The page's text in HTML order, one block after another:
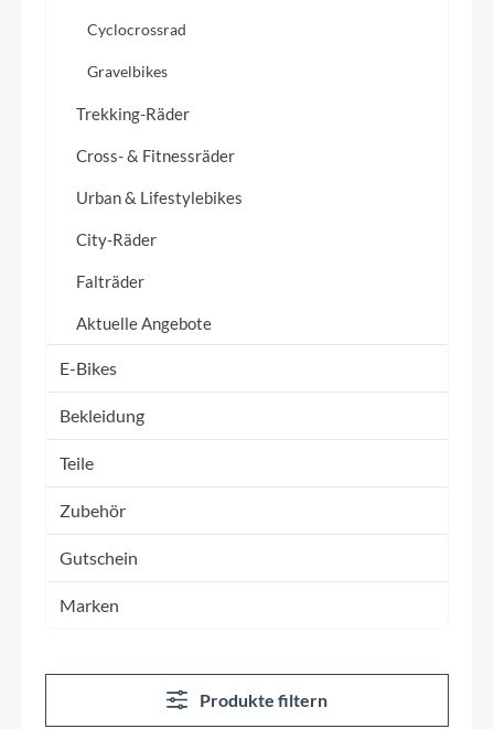
Cyclocrossrad
Gravelbikes
Trekking-Räder
Cross- & Fitnessräder
Urban & Lifestylebikes
City-Räder
Falträder
Aktuelle Angebote
E-Bikes
Bekleidung
Teile
Zubehör
Gutschein
Marken
Produkte filtern